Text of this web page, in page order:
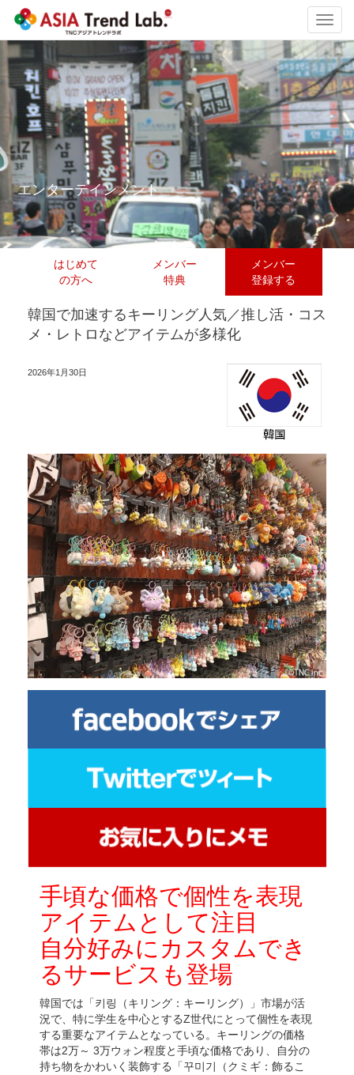
エンターテインメント
はじめて
の方へ
メンバー
特典
メンバー
登録する
韓国で加速するキーリング人気／推し活・コス
メ・レトロなどアイテムが多様化
2026年1月30日
手頃な価格で個性を表現
アイテムとして注目
自分好みにカスタムでき
るサービスも登場
韓国では「키링（キリング：キーリング）」市場が活
況で、特に学生を中心とするZ世代にとって個性を表現
する重要なアイテムとなっている。キーリングの価格
帯は2万～ 3万ウォン程度と手頃な価格であり、自分の
持ち物をかわいく装飾する「꾸미기（クミギ：飾るこ